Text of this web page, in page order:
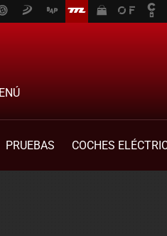
PRUEBAS COCHES